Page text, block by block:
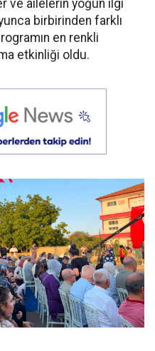
ve ailelerin yoğun ilgi
birbirinden farklı
en renkli
etkinliği oldu.